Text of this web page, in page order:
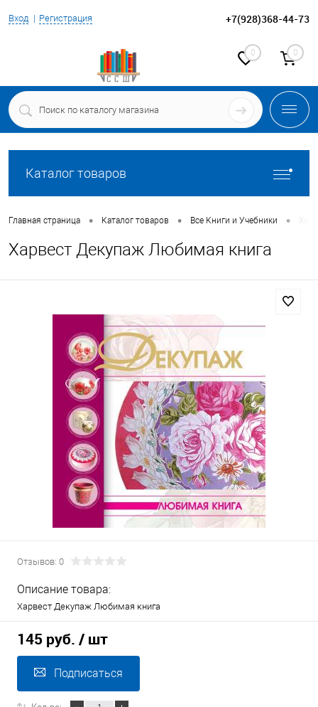
Вход Регистрация +7(928)368-44-73
0 0
Каталог товаров
Главная страница • Каталог товаров • Все Книги и Учебники •
Харвест Декупаж Любимая книга
Отзывов: 0
Описание товара:
Харвест Декупаж Любимая книга
145 руб. / шт
Подписаться